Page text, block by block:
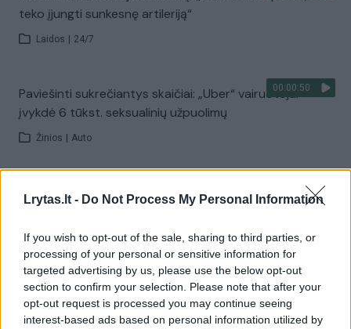
Lrytas.lt - Do Not Process My Personal Information
If you wish to opt-out of the sale, sharing to third parties, or
processing of your personal or sensitive information for
targeted advertising by us, please use the below opt-out
section to confirm your selection. Please note that after your
opt-out request is processed you may continue seeing
interest-based ads based on personal information utilized by
teko įjungti sunkesnę artileriją“
Laidos 24/7
00:00:50
Paviešinti sukrečiantys skaičiai: „Uber“ vairuotojai
įvykdė 6 tūkst. seksualinių užpuolimų
Žinios Auto
00:01:05
Į orą pakilo pirmasis skraidantis taksi – technologijų
era įgauna pagreitį
Žinios | Pasaulis
00:01:54
Įsiutęs taksistas Vilniuje užsipuolė moterį: riebiai iškeikė
ir net grasino